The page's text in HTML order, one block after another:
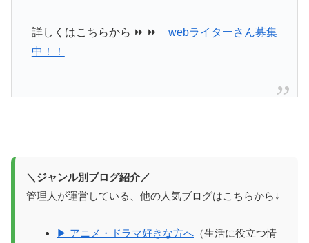
詳しくはこちらから ⏩ ⏩ webライターさん募集
中！！
＼ジャンル別ブログ紹介／
管理人が運営している、他の人気ブログはこちらから↓
▶ アニメ・ドラマ好きな方へ （生活に役立つ情